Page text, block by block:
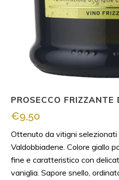
PROSECCO FRIZZANTE
€9,50
Ottenuto da vitigni selezionati
Valdobbiadene. Colore giallo
fine e caratteristico con
vaniglia. Sapore snello,